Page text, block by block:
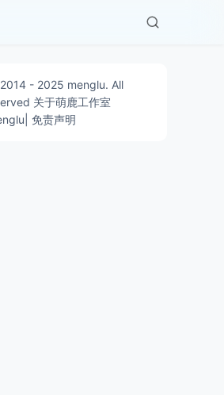
- 2025 menglu. All
关于萌鹿工作室
免责声明